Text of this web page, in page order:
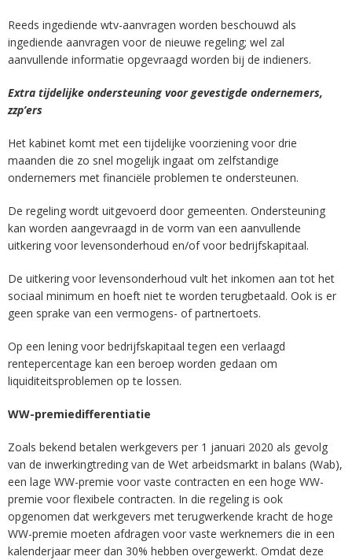
Reeds ingediende wtv-aanvragen worden beschouwd als
ingediende aanvragen voor de nieuwe regeling; wel zal
aanvullende informatie opgevraagd worden bij de indieners.
Extra tijdelijke ondersteuning voor gevestigde ondernemers,
zzp’ers
Het kabinet komt met een tijdelijke voorziening voor drie
maanden die zo snel mogelijk ingaat om zelfstandige
ondernemers met financiële problemen te ondersteunen.
De regeling wordt uitgevoerd door gemeenten. Ondersteuning
kan worden aangevraagd in de vorm van een aanvullende
uitkering voor levensonderhoud en/of voor bedrijfskapitaal.
De uitkering voor levensonderhoud vult het inkomen aan tot het
sociaal minimum en hoeft niet te worden terugbetaald. Ook is er
geen sprake van een vermogens- of partnertoets.
Op een lening voor bedrijfskapitaal tegen een verlaagd
rentepercentage kan een beroep worden gedaan om
liquiditeitsproblemen op te lossen.
WW-premiedifferentiatie
Zoals bekend betalen werkgevers per 1 januari 2020 als gevolg
van de inwerkingtreding van de Wet arbeidsmarkt in balans (Wab),
een lage WW-premie voor vaste contracten en een hoge WW-
premie voor flexibele contracten. In die regeling is ook
opgenomen dat werkgevers met terugwerkende kracht de hoge
WW-premie moeten afdragen voor vaste werknemers die in een
kalenderjaar meer dan 30% hebben overgewerkt. Omdat deze